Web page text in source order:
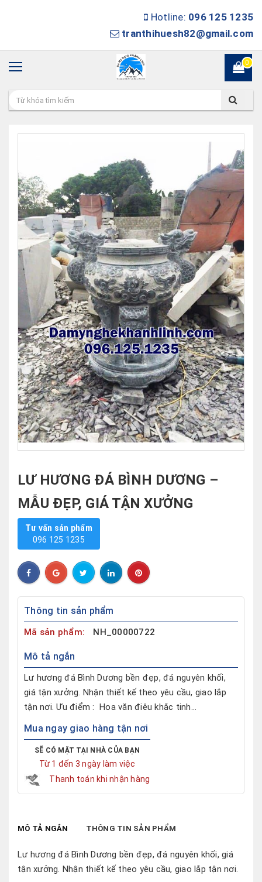
Hotline: 096 125 1235
tranthihuesh82@gmail.com
0
LƯ HƯƠNG ĐÁ BÌNH DƯƠNG –
MẪU ĐẸP, GIÁ TẬN XƯỞNG
Tư vấn sản phẩm
096 125 1235
Thông tin sản phẩm
Mã sản phẩm: NH_00000722
Mô tả ngắn
Lư hương đá Bình Dương bền đẹp, đá nguyên khối,
giá tận xưởng. Nhận thiết kế theo yêu cầu, giao lắp
tận nơi. Ưu điểm : Hoa văn điêu khắc tinh...
Mua ngay giao hàng tận nơi
SẼ CÓ MẶT TẠI NHÀ CỦA BẠN
Từ 1 đến 3 ngày làm việc
Thanh toán khi nhận hàng
MÔ TẢ NGẮN THÔNG TIN SẢN PHẨM
Lư hương đá Bình Dương bền đẹp, đá nguyên khối, giá
tận xưởng. Nhận thiết kế theo yêu cầu, giao lắp tận nơi.